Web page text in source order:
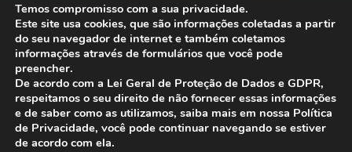
ANFIP - Associação Nacional dos Auditores
Fiscais da Receita Federal do Brasil.
Temos compromisso com a sua privacidade.
Este site usa cookies, que são informações coletadas a partir
do seu navegador de internet e também coletamos
informações através de formulários que você pode
preencher.
De acordo com a Lei Geral de Proteção de Dados e GDPR,
respeitamos o seu direito de não fornecer essas informações
e de saber como as utilizamos, saiba mais em nossa Política
de Privacidade, você pode continuar navegando se estiver
de acordo com ela.